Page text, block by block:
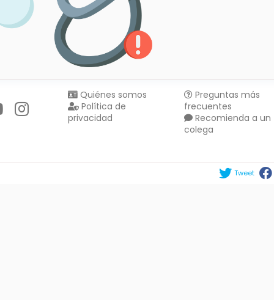
Quiénes somos
Política de
privacidad
Preguntas más
frecuentes
Recomienda a un
colega
Tweet